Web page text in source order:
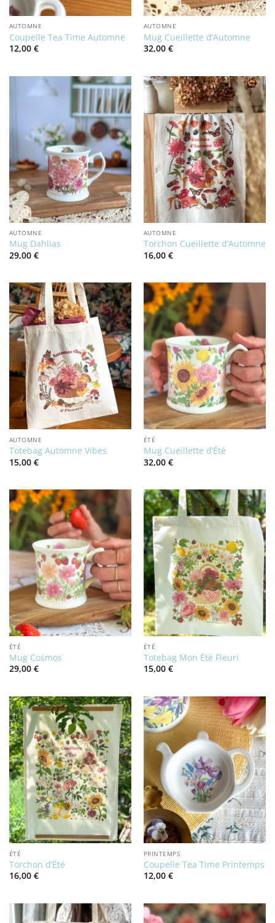
AUTOMNE
Coupelle Tea Time Automne
12,00 €
AUTOMNE
Mug Cueillette d’Automne
32,00 €
AUTOMNE
Mug Dahlias
29,00 €
AUTOMNE
Torchon Cueillette d’Automne
16,00 €
AUTOMNE
Totebag Automne Vibes
15,00 €
ÉTÉ
Mug Cueillette d’Été
32,00 €
ÉTÉ
Mug Cosmos
29,00 €
ÉTÉ
Totebag Mon Été Fleuri
15,00 €
ÉTÉ
Torchon d’Été
16,00 €
PRINTEMPS
Coupelle Tea Time Printemps
12,00 €